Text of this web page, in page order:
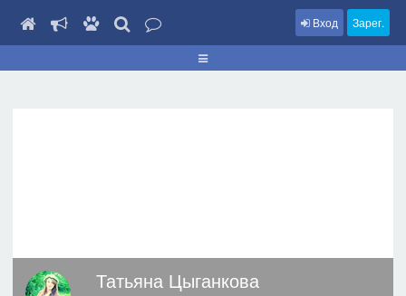
Вход Зарег.
Татьяна Цыганкова